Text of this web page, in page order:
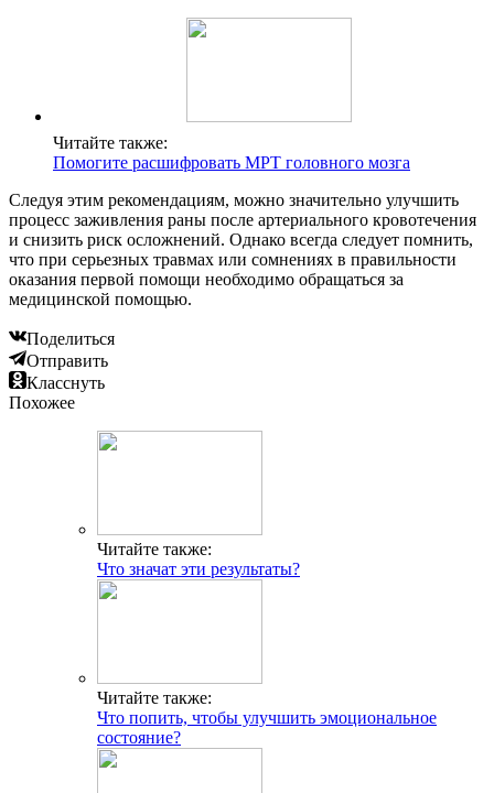
Читайте также:
Помогите расшифровать МРТ головного мозга
Следуя этим рекомендациям, можно значительно улучшить
процесс заживления раны после артериального кровотечения
и снизить риск осложнений. Однако всегда следует помнить,
что при серьезных травмах или сомнениях в правильности
оказания первой помощи необходимо обращаться за
медицинской помощью.
Поделиться
Отправить
Класснуть
Похожее
Читайте также:
Что значат эти результаты?
Читайте также:
Что попить, чтобы улучшить эмоциональное
состояние?